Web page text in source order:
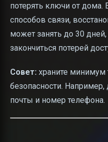
потерять ключи от дома.
способов связи,
может занять до 30
закончиться потерей
Совет: храните минимум
безопасности.
почты и номер телефона.